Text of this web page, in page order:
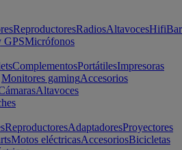
ReproductoresRadiosAltavocesHifi
GPSMicrófonos
ComplementosPortátilesImpresoras
Monitores gamingAccesorios
Altavoces
ReproductoresAdaptadoresProyectores
Motos eléctricasAccesoriosBicicletas